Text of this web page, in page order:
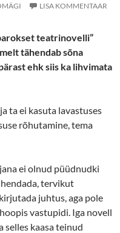
LISA KOMMENTAAR
teatrinovelli”
tähendab sõna
ehk siis ka lihvimata
ta ei kasuta lavastuses
rõhutamine, tema
ei olnud püüdnudki
tervikut
juhtus, aga pole
vastupidi. Iga novell
selles kaasa teinud